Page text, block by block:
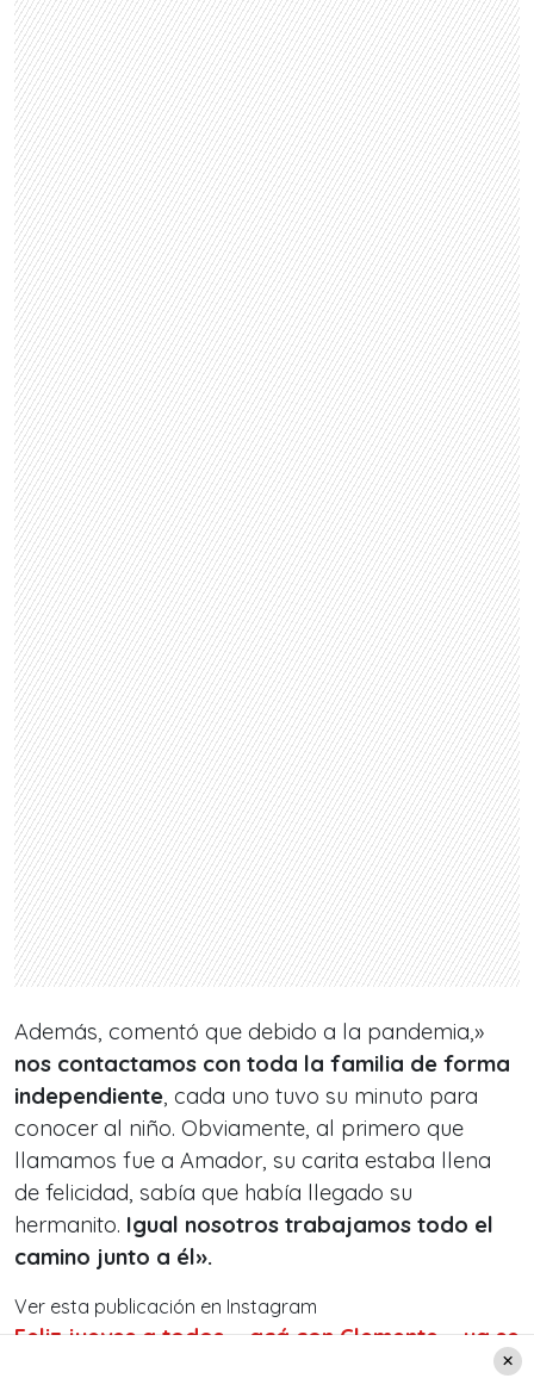
Además, comentó que debido a la pandemia,»
nos contactamos con toda la familia de forma
independiente, cada uno tuvo su minuto para
conocer al niño. Obviamente, al primero que
llamamos fue a Amador, su carita estaba llena
de felicidad, sabía que había llegado su
hermanito. Igual nosotros trabajamos todo el
camino junto a él».
Ver esta publicación en Instagram
Feliz jueves a todos…. acá con Clemente…. ya se